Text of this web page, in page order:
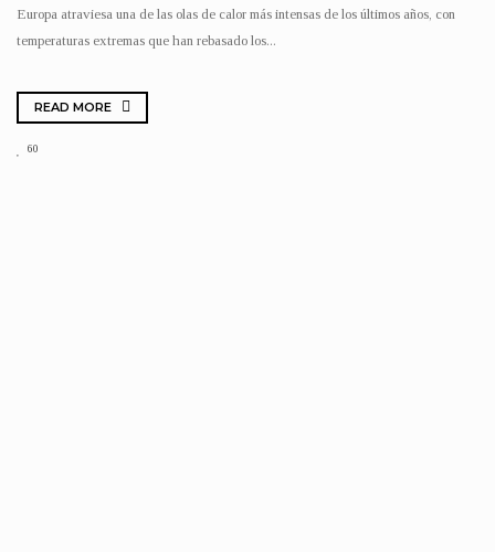
Europa atraviesa una de las olas de calor más intensas de los últimos años, con
temperaturas extremas que han rebasado los...
READ MORE
60